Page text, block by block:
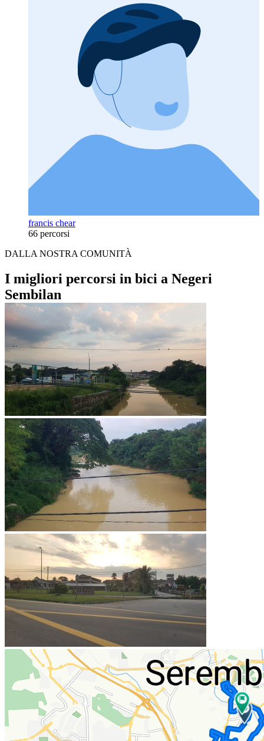
francis chear
66 percorsi
DALLA NOSTRA COMUNITÀ
I migliori percorsi in bici a Negeri
Sembilan